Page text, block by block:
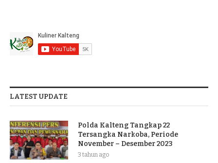
LATEST UPDATE
Polda Kalteng Tangkap 22
Tersangka Narkoba, Periode
November – Desember 2023
3 tahun ago